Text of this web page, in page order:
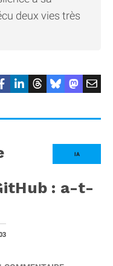
deux vies très
IA
: a-t-